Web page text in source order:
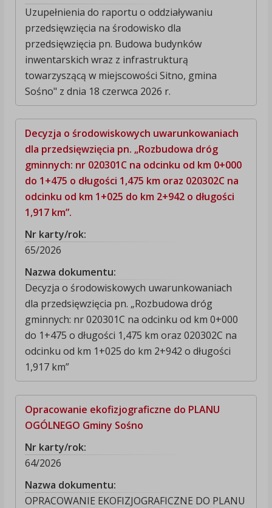
Uzupełnienia do raportu o oddziaływaniu
przedsięwzięcia na środowisko dla
przedsięwzięcia pn. Budowa budynków
inwentarskich wraz z infrastrukturą
towarzyszącą w miejscowości Sitno, gmina
Sośno" z dnia 18 czerwca 2026 r.
Decyzja o środowiskowych uwarunkowaniach
dla przedsięwzięcia pn. „Rozbudowa dróg
gminnych: nr 020301C na odcinku od km 0+000
do 1+475 o długości 1,475 km oraz 020302C na
odcinku od km 1+025 do km 2+942 o długości
1,917 km”.
Nr karty/rok:
65/2026
Nazwa dokumentu:
Decyzja o środowiskowych uwarunkowaniach
dla przedsięwzięcia pn. „Rozbudowa dróg
gminnych: nr 020301C na odcinku od km 0+000
do 1+475 o długości 1,475 km oraz 020302C na
odcinku od km 1+025 do km 2+942 o długości
1,917 km”
Opracowanie ekofizjograficzne do PLANU
OGÓLNEGO Gminy Sośno
Nr karty/rok:
64/2026
Nazwa dokumentu:
OPRACOWANIE EKOFIZJOGRAFICZNE DO PLANU